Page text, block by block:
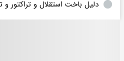
دلیل باخت استقلال و تراکتور